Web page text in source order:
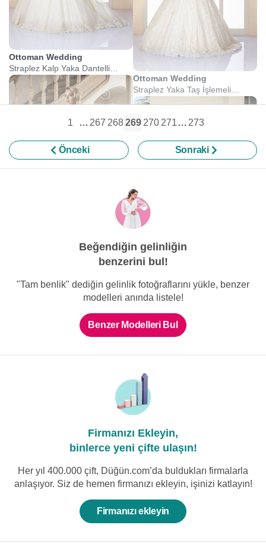
Ottoman Wedding
Straplez Kalp Yaka Dantelli
Prenses Gelinlik
Ottoman Wedding
Straplez Yaka Taş İşlemeli
Prenses Gelinlik
Nüans Moda
Gelinlik
1 … 267 268 269 270 271 … 273
Önceki Sonraki
Beğendiğin gelinliğin
benzerini bul!
"Tam benlik" dediğin gelinlik fotoğraflarını yükle, benzer
modelleri anında listele!
Benzer Modelleri Bul
Firmanızı Ekleyin,
binlerce yeni çifte ulaşın!
Her yıl 400.000 çift, Düğün.com’da buldukları firmalarla
anlaşıyor. Siz de hemen firmanızı ekleyin, işinizi katlayın!
Firmanızı ekleyin